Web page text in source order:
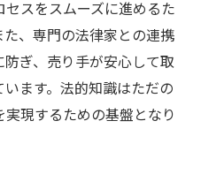
セスをスムーズに進めるた
、専門の法律家との連携
ぎ、売り手が安心して取
ます。法的知識はただの
現するための基盤となり